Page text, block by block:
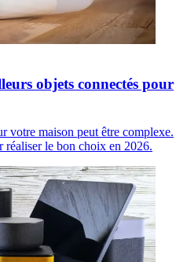
objets connectés pour
votre maison peut être complexe.
réaliser le bon choix en 2026.